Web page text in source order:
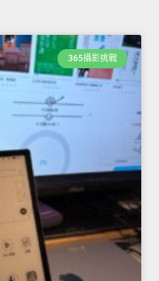
365攝影挑戰